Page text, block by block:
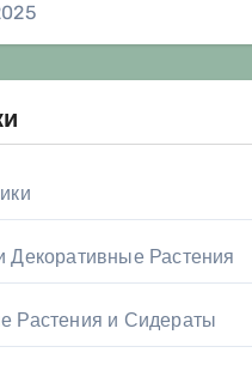
Декоративные Растения
Растения и Сидераты